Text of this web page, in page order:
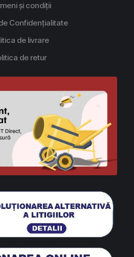
și condiții
Confidențialitate
de livrare
de retur